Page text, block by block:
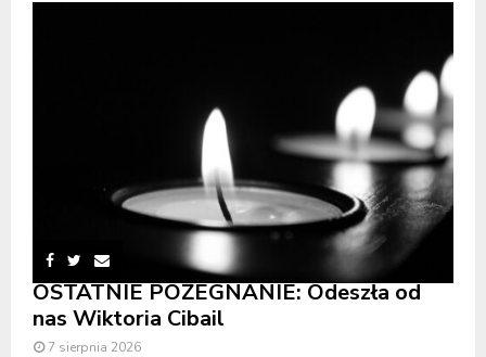
OSTATNIE POŻEGNANIE: Odeszła od
nas Wiktoria Cibail
7 sierpnia 2026